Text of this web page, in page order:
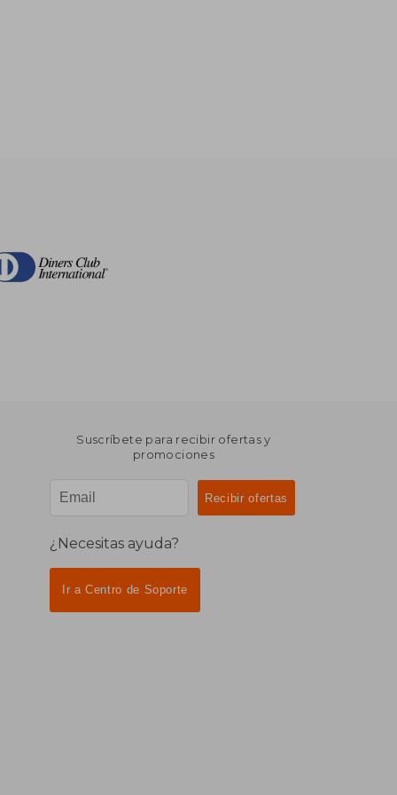
Suscríbete para recibir ofertas y
promociones
¿Necesitas ayuda?
Ir a Centro de Soporte